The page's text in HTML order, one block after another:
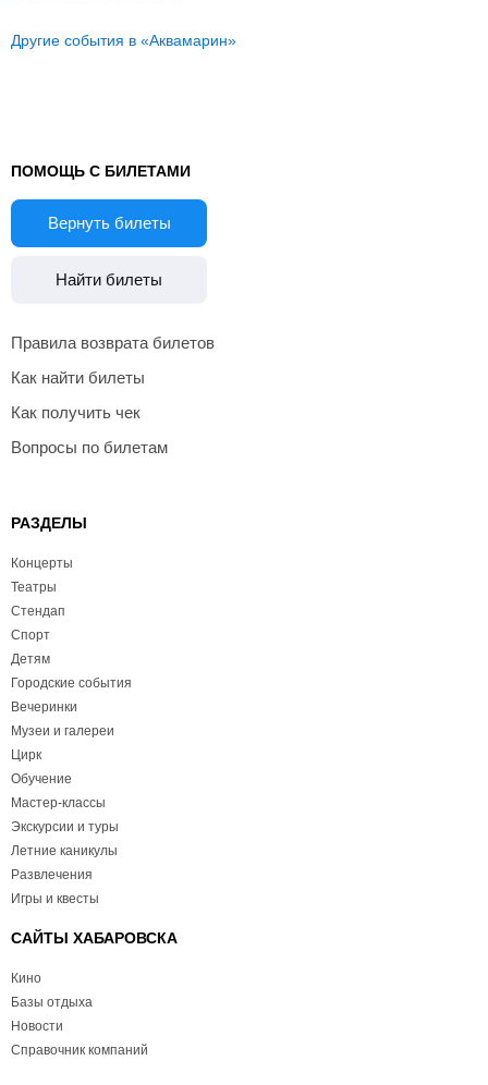
Другие события в «Аквамарин»
ПОМОЩЬ С БИЛЕТАМИ
Вернуть билеты
Найти билеты
Правила возврата билетов
Как найти билеты
Как получить чек
Вопросы по билетам
РАЗДЕЛЫ
Концерты
Театры
Стендап
Спорт
Детям
Городские события
Вечеринки
Музеи и галереи
Цирк
Обучение
Мастер-классы
Экскурсии и туры
Летние каникулы
Развлечения
Игры и квесты
САЙТЫ ХАБАРОВСКА
Кино
Базы отдыха
Новости
Справочник компаний